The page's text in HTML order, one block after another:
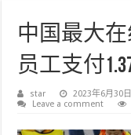
中国最大在
员工支付
star 2023年6月30日
Leave a comment